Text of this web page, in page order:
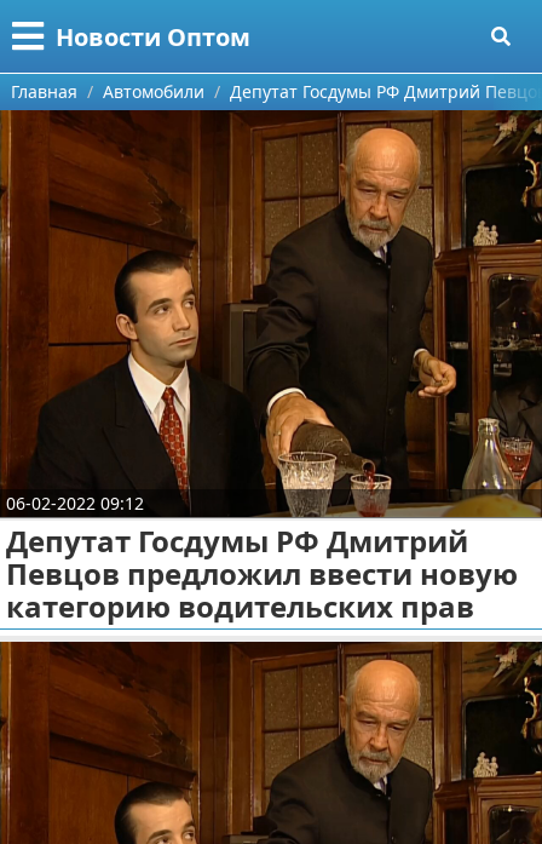
Новости Оптом
Меню
Главная
Категории
Информационные технологии
Автомобили
Знаменитости
Политика
Природа
Философия
Культура
Экономика
Разное
О проекте
Сотрудничество
Размещение рекламы
Для правообладателей
Условия предоставления информации
Отказ от ответственности
Главная Автомобили Депутат Госдумы РФ Дмитрий
06-02-2022 09:12
Депутат Госдумы РФ Дмитрий
Певцов предложил ввести новую
категорию водительских прав